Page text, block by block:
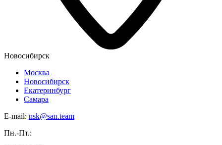
Новосибирск
Москва
Новосибирск
Екатеринбург
Самара
E-mail: nsk@san.team
Пн.-Пт.: